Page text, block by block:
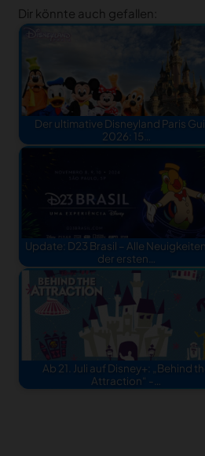
Dir könnte auch gefallen:
Der ultimative Disneyland Paris
2026: 15…
Update: D23 Brasil – Alle
der ersten…
Ab 21. Juli auf Disney+: „Behind
Attraction“ -…